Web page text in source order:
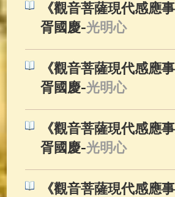
《觀音菩薩現代感
胥國慶-光明心
《觀音菩薩現代感
胥國慶-光明心
《觀音菩薩現代感
胥國慶-光明心
《觀音菩薩現代感